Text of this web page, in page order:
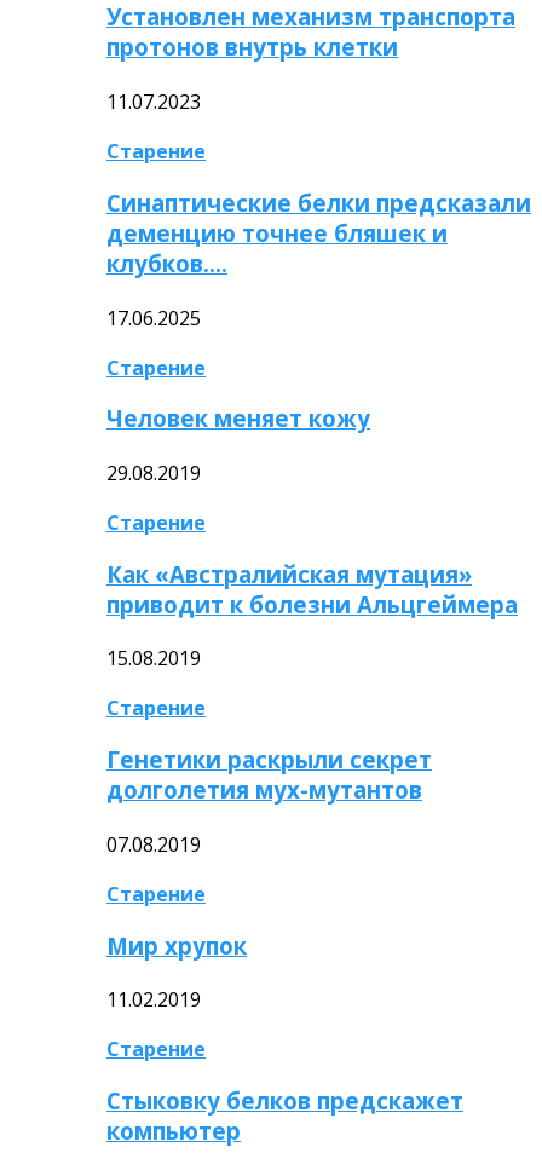
Установлен механизм транспорта
протонов внутрь клетки
11.07.2023
Старение
Синаптические белки предсказали
деменцию точнее бляшек и
клубков….
17.06.2025
Старение
Человек меняет кожу
29.08.2019
Старение
Как «Австралийская мутация»
приводит к болезни Альцгеймера
15.08.2019
Старение
Генетики раскрыли секрет
долголетия мух-мутантов
07.08.2019
Старение
Мир хрупок
11.02.2019
Старение
Стыковку белков предскажет
компьютер